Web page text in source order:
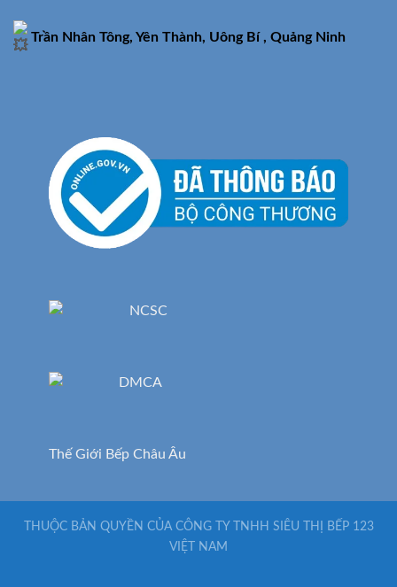
Trần Nhân Tông, Yên Thành, Uông Bí , Quảng Ninh
Thế Giới Bếp Châu Âu
THUỘC BẢN QUYỀN CỦA CÔNG TY TNHH SIÊU THỊ BẾP 123
VIỆT NAM